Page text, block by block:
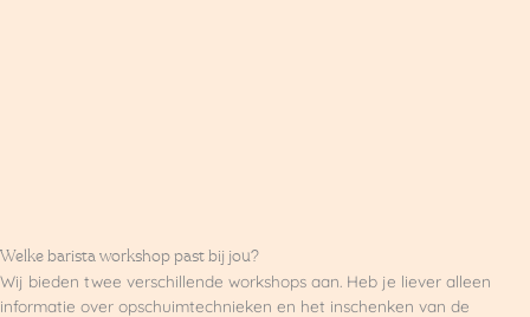
Welke barista workshop past bij jou?
Wij bieden twee verschillende workshops aan. Heb je liever alleen
informatie over opschuimtechnieken en het inschenken van de